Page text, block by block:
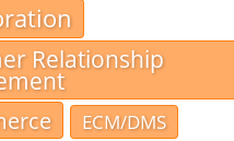
Relationship
ECM/DMS